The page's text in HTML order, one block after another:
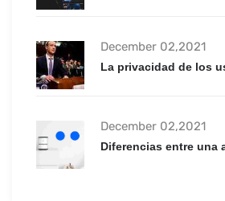
December 02,2021
La privacidad de los
December 02,2021
Diferencias entre una